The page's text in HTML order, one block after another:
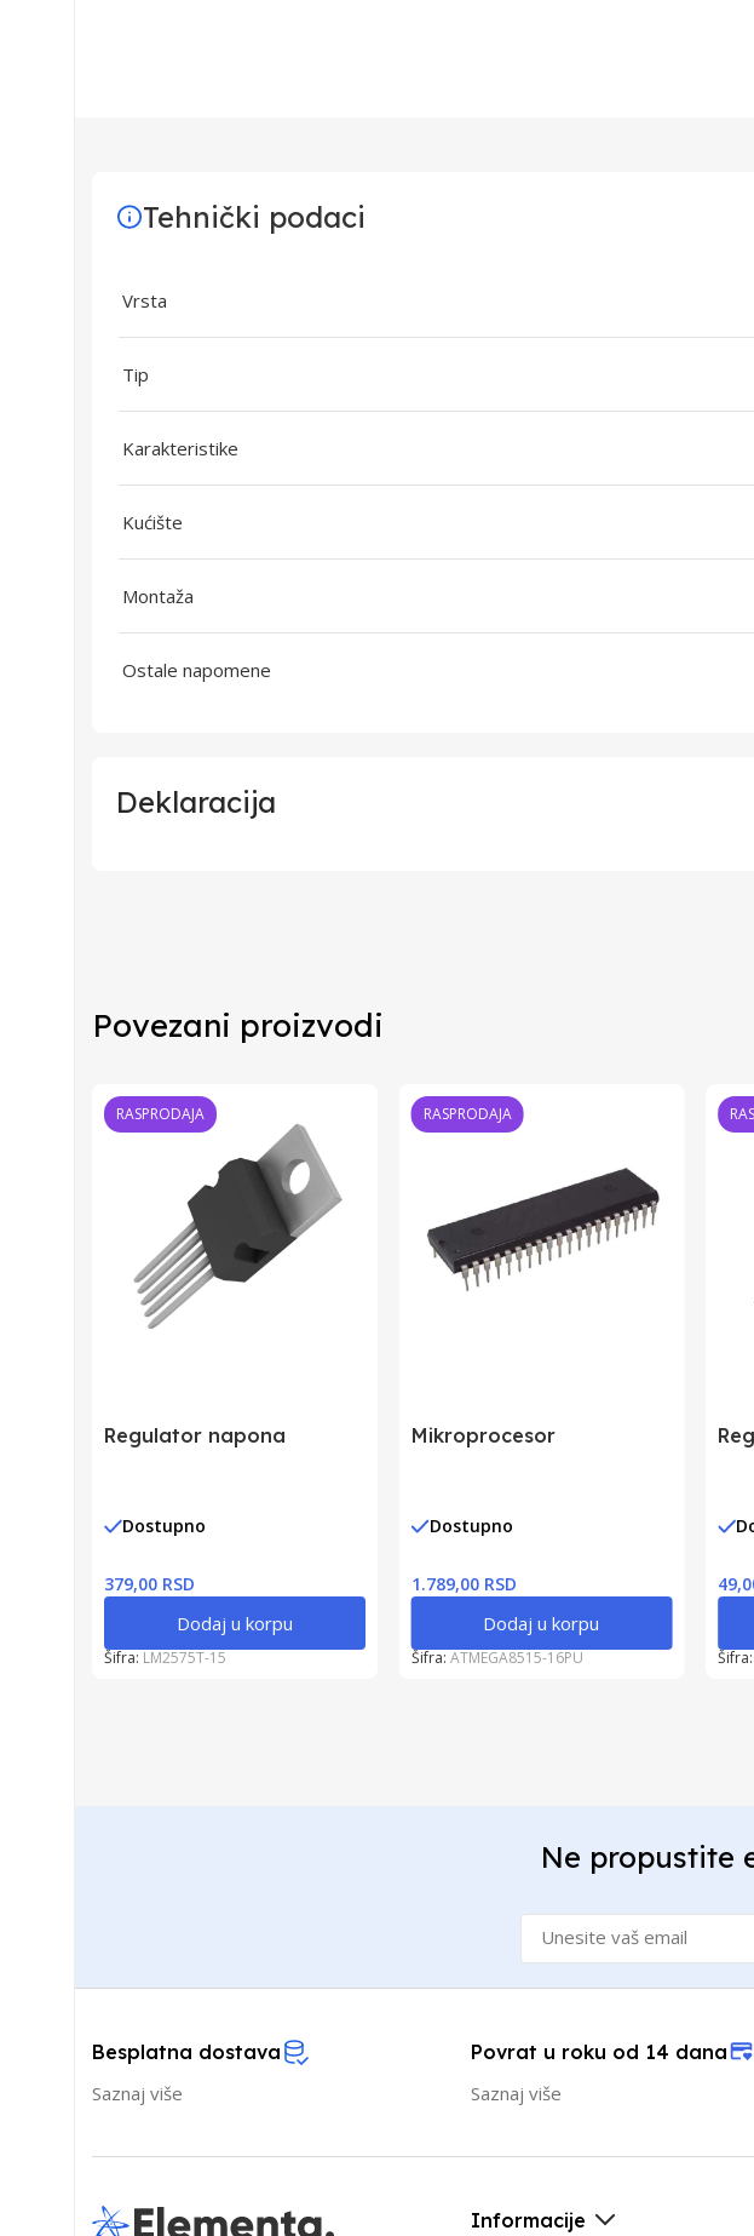
Tehnički podaci
Vrsta
Tip
Karakteristike
Kućište
Montaža
Ostale napomene
Deklaracija
Zemlja Porekla
Zemlja Uvoza
Povezani proizvodi
RASPRODAJA
Regulator napona
Dostupno
379,00 RSD
Dodaj u korpu
Šifra: LM2575T-15
RASPRODAJA
Mikroprocesor
Dostupno
1.789,00 RSD
Dodaj u korpu
Šifra: ATMEGA8515-16PU Šifra:
Ne propustite
Besplatna dostava
Saznaj više
Povrat u roku od 14 dana
Saznaj više
Informacije